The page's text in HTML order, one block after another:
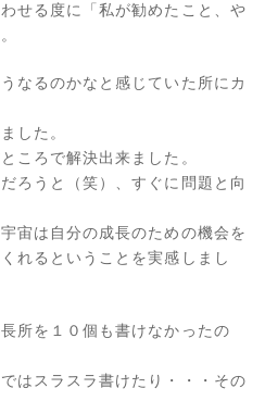
せる度に「私が勧めたこと、や
なるのかなと感じていた所にカ
した。
ころで解決出来ました。
ろうと（笑）、すぐに問題と向
宙は自分の成長のための機会を
れるということを実感しまし
所を１０個も書けなかったの
はスラスラ書けたり・・・その